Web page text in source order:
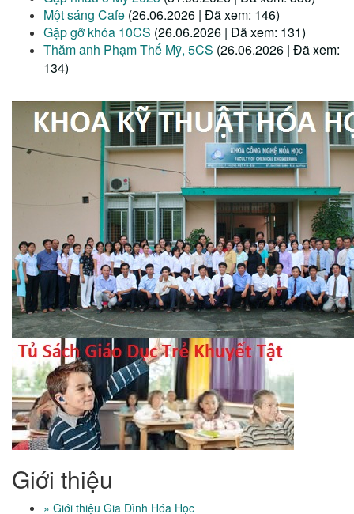
Một sáng Cafe (26.06.2026 | Đã xem: 146)
Gặp gỡ khóa 10CS (26.06.2026 | Đã xem: 131)
Thăm anh Phạm Thế Mỹ, 5CS (26.06.2026 | Đã xem:
134)
Giới thiệu
» Giới thiệu Gia Đình Hóa Học